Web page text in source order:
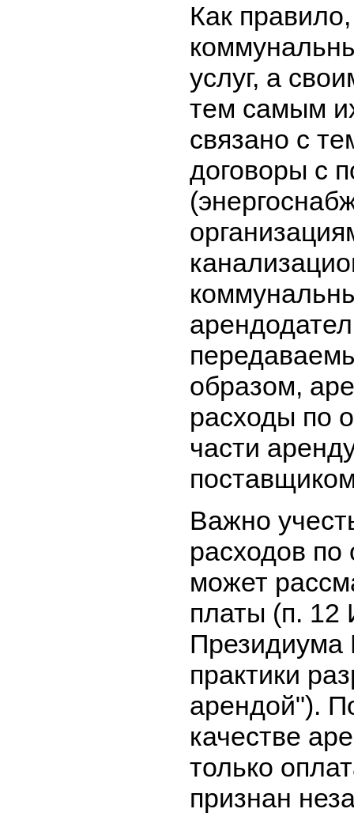
Как
услуг, а
тем самым
связано с
договоры с
образом,
расходы по
части
Важно
расходов по
может
платы (п. 12
Президиума
практики
арендой").
качестве
только
признан